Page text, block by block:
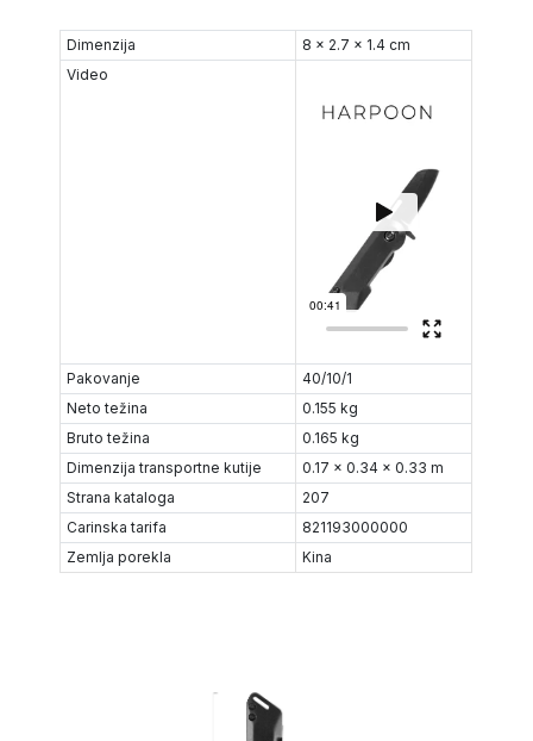
Dimenzija
8 x 2.7 x 1.4 cm
Video
Pakovanje
40/10/1
Neto težina
0.155 kg
Bruto težina
0.165 kg
Dimenzija transportne kutije
0.17 x 0.34 x 0.33 m
Strana kataloga
207
Carinska tarifa
821193000000
Zemlja porekla
Kina